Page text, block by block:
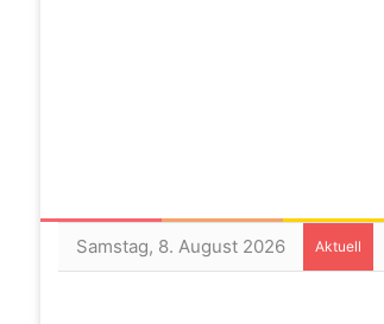
Samstag, 8. August 2026 Aktuell